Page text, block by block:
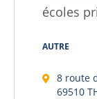
écoles
AUTRE
8 route
69510